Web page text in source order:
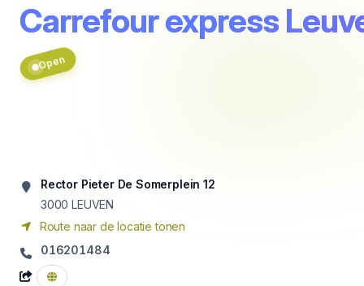
Carrefour express
Open
Rector Pieter De Somerplein 12
3000 LEUVEN
Route naar de locatie tonen
016201484